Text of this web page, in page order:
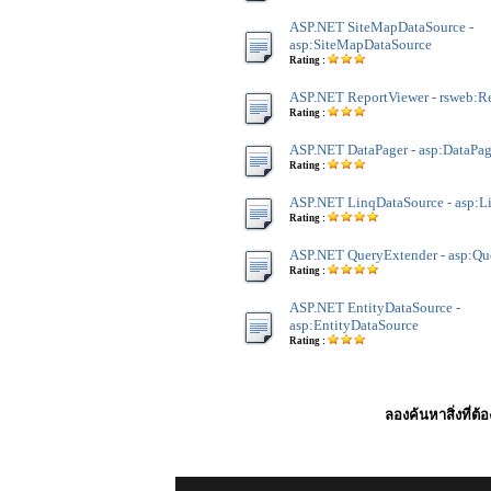
ASP.NET SiteMapDataSource -
asp:SiteMapDataSource
Rating :
ASP.NET ReportViewer -
Rating :
ASP.NET DataPager -
Rating :
ASP.NET LinqDataSource -
Rating :
ASP.NET QueryExtender -
Rating :
ASP.NET EntityDataSource -
asp:EntityDataSource
Rating :
ลองค้นหาสิ่งที่ต้อ